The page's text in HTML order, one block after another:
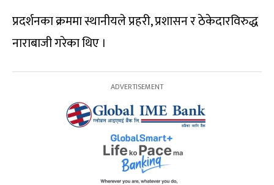
प्रदर्शनका क्रममा स्थानीयले प्रहरी, प्रशासन र ठेकेदारविरुद्ध
नाराबाजी गरेका थिए ।